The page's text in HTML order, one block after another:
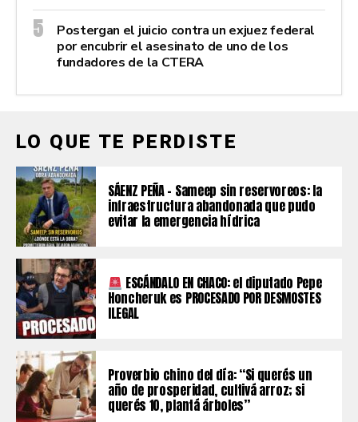
Postergan el juicio contra un exjuez federal
por encubrir el asesinato de uno de los
fundadores de la CTERA
LO QUE TE PERDISTE
SÁENZ PEÑA – Sameep sin reservoreos: la
infraestructura abandonada que pudo
evitar la emergencia hídrica
ESCÁNDALO EN CHACO: el diputado Pepe
Honcheruk es PROCESADO POR DESMOSTES
ILEGAL
Proverbio chino del día: “Si querés un
año de prosperidad, cultivá arroz; si
querés 10, plantá árboles”